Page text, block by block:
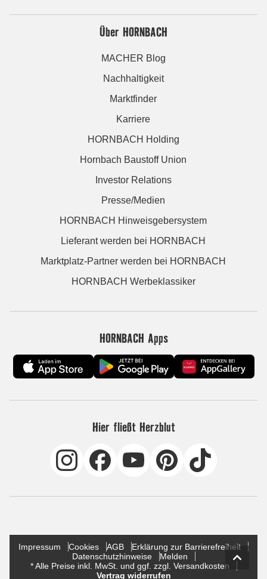
Über HORNBACH
MACHER Blog
Nachhaltigkeit
Marktfinder
Karriere
HORNBACH Holding
Hornbach Baustoff Union
Investor Relations
Presse/Medien
HORNBACH Hinweisgebersystem
Lieferant werden bei HORNBACH
Marktplatz-Partner werden bei HORNBACH
HORNBACH Werbeklassiker
HORNBACH Apps
Hier fließt Herzblut
Impressum Cookies AGB
Erklärung zur Barrierefreiheit
Datenschutzhinweise
Melden
* Alle Preise inkl. MwSt. und ggf. zzgl. Versandkosten
Vertrag widerrufen